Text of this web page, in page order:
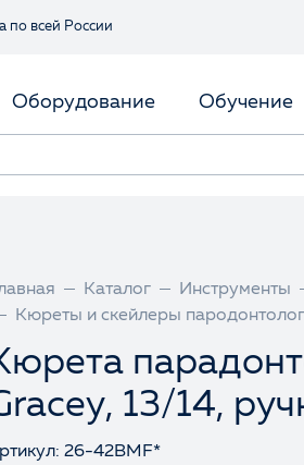
по всей России
Оборудование Обучение
Каталог Инструменты
Кюреты и скейлеры
13/14,
26-42BMF*